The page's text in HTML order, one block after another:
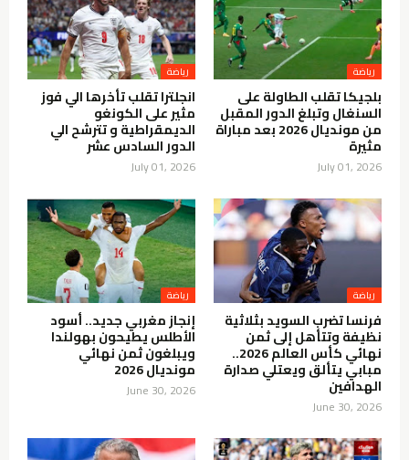
رياضة
بلجيكا تقلب الطاولة على
السنغال وتبلغ الدور المقبل
من مونديال 2026 بعد مباراة
مثيرة
July 01, 2026
رياضة
انجلترا تقلب تأخرها الي فوز
مثير على الكونغو
الديمقراطية و تترشح الي
الدور السادس عشر
July 01, 2026
رياضة
فرنسا تضرب السويد بثلاثية
نظيفة وتتأهل إلى ثمن
نهائي كأس العالم 2026..
مبابي يتألق ويعتلي صدارة
الهدافين
June 30, 2026
رياضة
إنجاز مغربي جديد.. أسود
الأطلس يطيحون بهولندا
ويبلغون ثمن نهائي
مونديال 2026
June 30, 2026